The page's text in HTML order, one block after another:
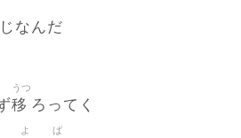
じなんだ
移
うつ
ろってく
よ ば